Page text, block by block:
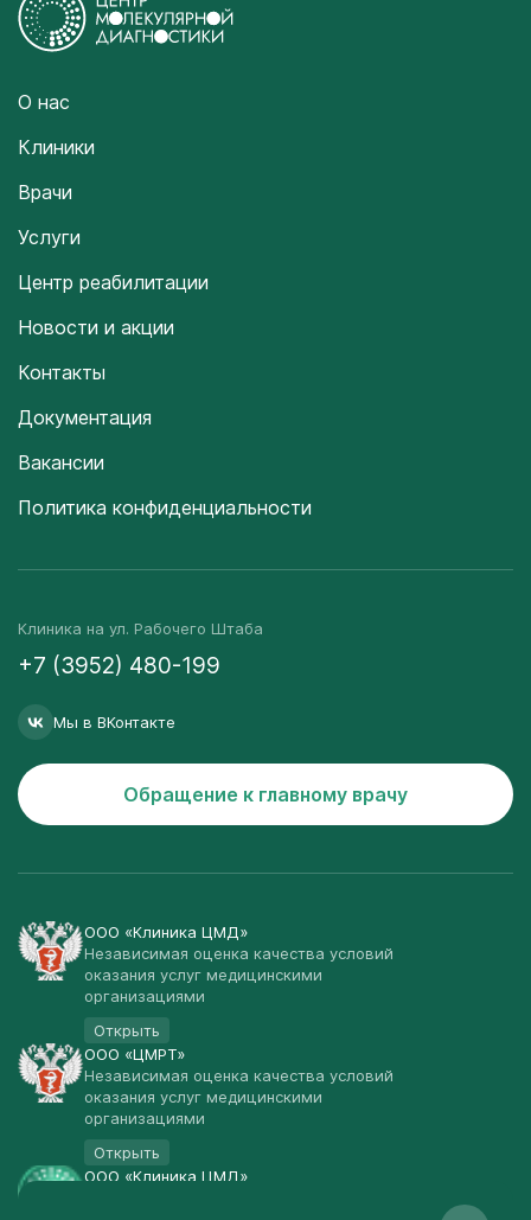
О нас
Клиники
Врачи
Услуги
Центр реабилитации
Новости и акции
Контакты
Документация
Вакансии
Политика конфиденциальности
Клиника на ул. Рабочего Штаба
+7 (3952) 480-199
Мы в ВКонтакте
Обращение к главному врачу
ООО «Клиника ЦМД»
Независимая оценка качества условий
оказания услуг медицинскими
организациями
Открыть
ООО «ЦМРТ»
Независимая оценка качества условий
оказания услуг медицинскими
организациями
Открыть
ООО «Клиника ЦМД»